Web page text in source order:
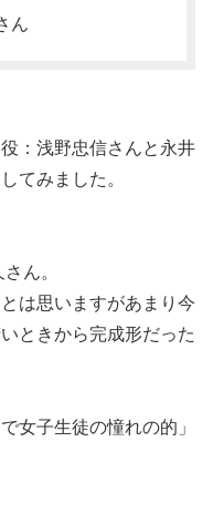
ん
：浅野忠信さんと永井
てみました。
ん。
は思いますがあまり今
ときから完成形だった
女子生徒の憧れの的」